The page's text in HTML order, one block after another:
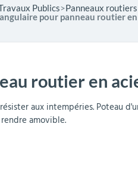
Abris fumeurs
Miroirs de sécurité
Mobilier de bureau
Mobilier crèche et
Pavoisement
Publics Panneaux routiers
pour panneau routier
routier en
aux intempéries. Poteau
amovible.